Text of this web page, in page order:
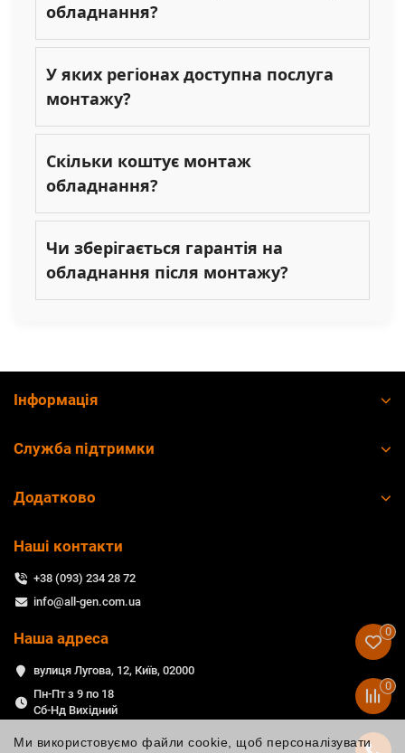
обладнання?
У яких регіонах доступна послуга
монтажу?
Скільки коштує монтаж
обладнання?
Чи зберігається гарантія на
обладнання після монтажу?
Ми використовуємо файли cookie, щоб персоналізувати
Інформація
Служба підтримки
Додатково
Наші контакти
+38 (093) 234 28 72
info@all-gen.com.ua
Наша адреса
вулиця Лугова, 12, Київ, 02000
Пн-Пт з 9 по 18
Сб-Нд Вихідний
0
0